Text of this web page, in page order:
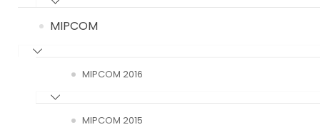
MIPCOM
MIPCOM 2016
MIPCOM 2015